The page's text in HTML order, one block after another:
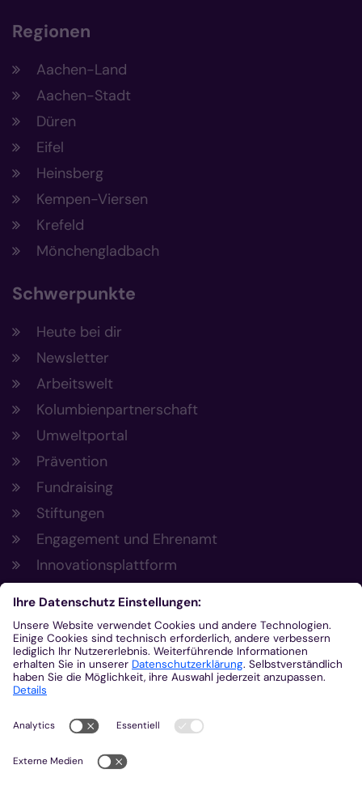
Regionen
Aachen-Land
Aachen-Stadt
Düren
Eifel
Heinsberg
Kempen-Viersen
Krefeld
Mönchengladbach
Schwerpunkte
Heute bei dir
Newsletter
Arbeitswelt
Kolumbienpartnerschaft
Umweltportal
Prävention
Fundraising
Stiftungen
Engagement und Ehrenamt
Innovationsplattform
Aus der Plattform
Nachrichten
Veranstaltungen
Gottesdienste
Stellenangebote
Kirchenzeitung
Amtsblatt (Kirchlicher Anzeiger)